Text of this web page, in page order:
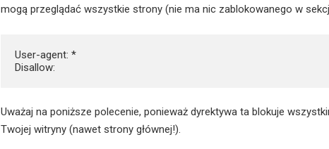
mogą przeglądać wszystkie strony (nie ma nic zablokowanego w
User-agent: *
Uważaj na poniższe polecenie, ponieważ dyrektywa ta blokuje
Twojej witryny (nawet strony głównej!).